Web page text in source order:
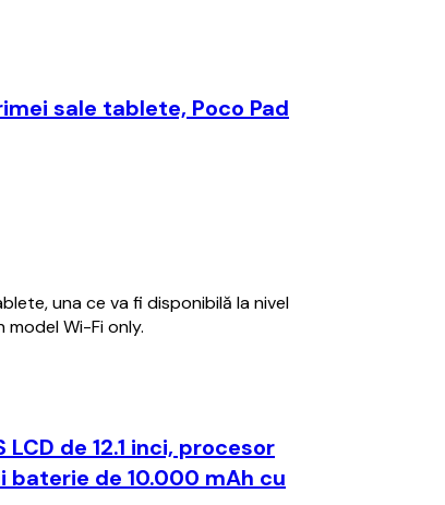
sale tablete, Poco Pad
una ce va fi disponibilă la nivel
model Wi-Fi only.
de 12.1 inci, procesor
baterie de 10.000 mAh cu